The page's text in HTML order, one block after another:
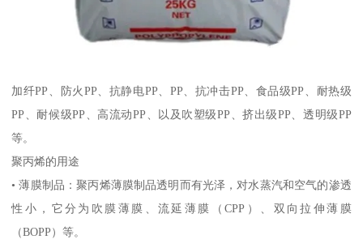
加纤PP 、防火 PP 、抗静电PP PP 、抗冲击PP 、食品级PP 、耐热级
PP 、耐候级PP 、高流动PP 、以及吹塑级PP 、挤出级PP 、透明级PP
等。
聚丙烯的用途
•薄膜制品：聚丙烯薄膜制品透明而有光泽，对水蒸汽和空气的渗透
性小，它分为吹膜薄膜、流延薄膜（CPP ）、双向拉伸薄膜
（BOPP ）等。